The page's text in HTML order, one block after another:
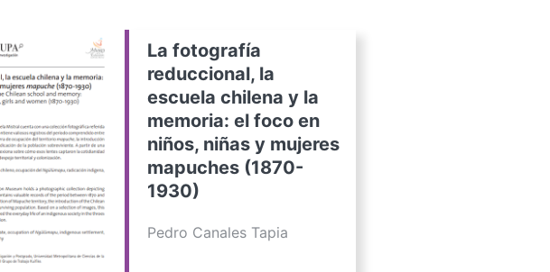
La fotografía
reduccional, la
escuela chilena y la
memoria: el foco en
niños, niñas y mujeres
mapuches (1870-
1930)
Pedro Canales Tapia